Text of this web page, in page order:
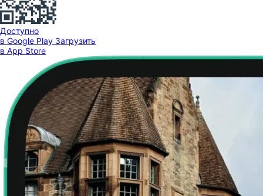
Доступно
в Google Play Загрузить
в App Store